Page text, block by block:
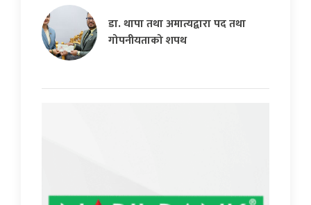
डा. थापा तथा अमात्यद्वारा पद तथा
गोपनीयताको शपथ